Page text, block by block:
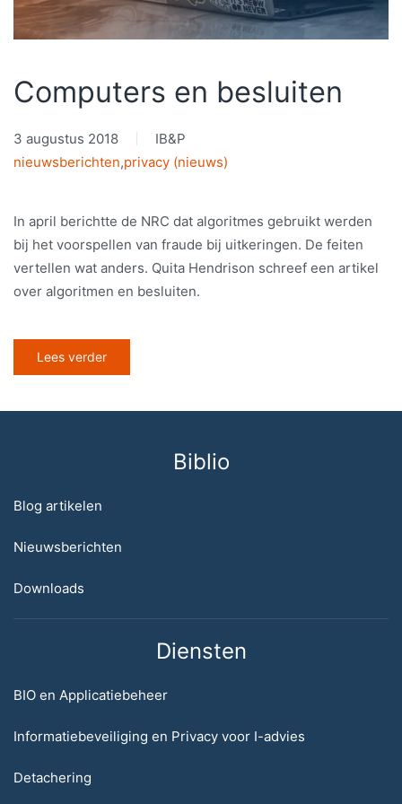
Computers en besluiten
3 augustus 2018
IB&P
nieuwsberichten,privacy (nieuws)
In april berichtte de NRC dat algoritmes gebruikt werden
bij het voorspellen van fraude bij uitkeringen. De feiten
vertellen wat anders. Quita Hendrison schreef een artikel
over algoritmen en besluiten.
Lees verder
Biblio
Blog artikelen
Nieuwsberichten
Downloads
Diensten
BIO en Applicatiebeheer
Informatiebeveiliging en Privacy voor I-advies
Detachering